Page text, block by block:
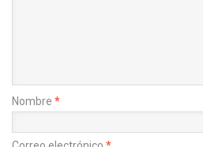
Nombre *